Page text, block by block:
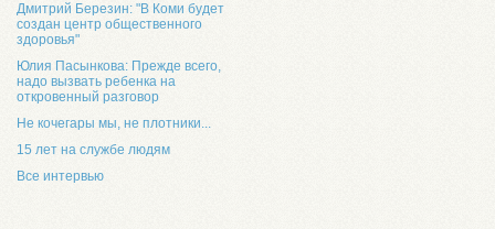
Дмитрий Березин: "В Коми будет
создан центр общественного
здоровья"
Юлия Пасынкова: Прежде всего,
надо вызвать ребенка на
откровенный разговор
Не кочегары мы, не плотники...
15 лет на службе людям
Все интервью